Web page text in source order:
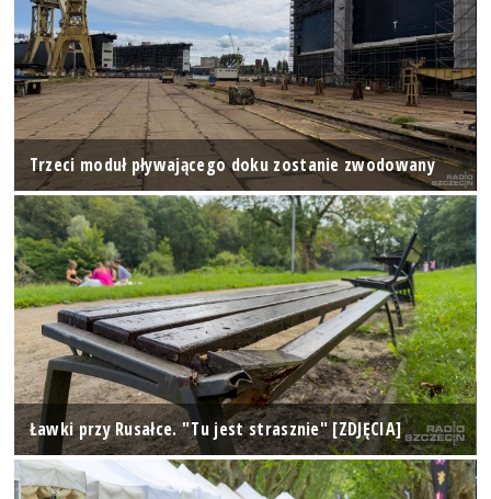
Trzeci moduł pływającego doku zostanie zwodowany
Ławki przy Rusałce. "Tu jest strasznie" [ZDJĘCIA]